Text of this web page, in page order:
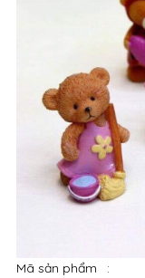
Mã sản phẩm
: